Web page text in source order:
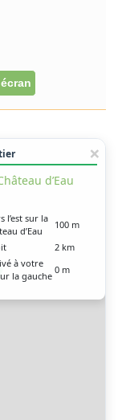
d’Eau
l’est sur la
d’Eau
100 m
2 km
à votre
la gauche
0 m